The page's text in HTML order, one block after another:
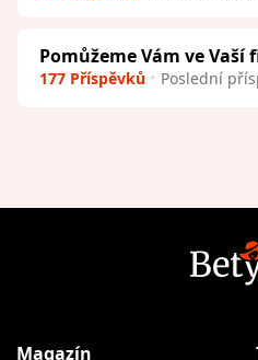
Pomůžeme Vám ve
177 Příspěvků Poslední
Magazín